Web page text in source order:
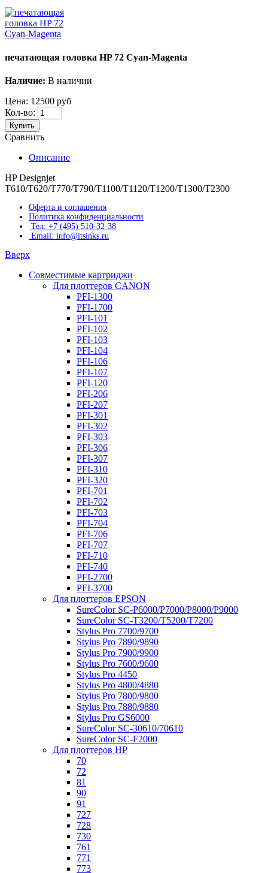
печатающая головка HP 72 Cyan-Magenta
Наличие: В наличии
Цена: 12500 руб
Кол-во:
Купить
Сравнить
Описание
HP Designjet
T610/T620/T770/T790/T1100/T1120/T1200/T1300/T2300
Оферта и соглашения
Политика конфиденциальности
Тел: +7 (495) 510-32-38
Email: info@itsinks.ru
Вверх
Совместимые картриджи
Для плоттеров CANON
PFI-1300
PFI-1700
PFI-101
PFI-102
PFI-103
PFI-104
PFI-106
PFI-107
PFI-120
PFI-206
PFI-207
PFI-301
PFI-302
PFI-303
PFI-306
PFI-307
PFI-310
PFI-320
PFI-701
PFI-702
PFI-703
PFI-704
PFI-706
PFI-707
PFI-710
PFI-740
PFI-2700
PFI-3700
Для плоттеров EPSON
SureColor SC-P6000/P7000/P8000/P9000
SureColor SC-Т3200/T5200/T7200
Stylus Pro 7700/9700
Stylus Pro 7890/9890
Stylus Pro 7900/9900
Stylus Pro 7600/9600
Stylus Pro 4450
Stylus Pro 4800/4880
Stylus Pro 7800/9800
Stylus Pro 7880/9880
Stylus Pro GS6000
SureColor SC-30610/70610
SureColor SC-F2000
Для плоттеров HP
70
72
81
90
91
727
728
730
761
771
773